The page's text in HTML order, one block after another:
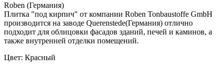
Roben (Германия)
Плитка "под кирпич" от компании Roben Tonbaustoffe GmbH
производится на заводе Querenstede(Германия) отлично
подходит для облицовки фасадов зданий, печей и каминов, а
также внутренней отделки помещений.
Цвет: Красный